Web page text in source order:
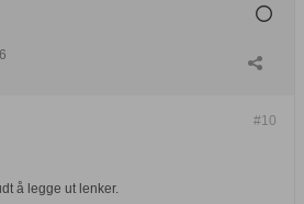
#10
å legge ut lenker.